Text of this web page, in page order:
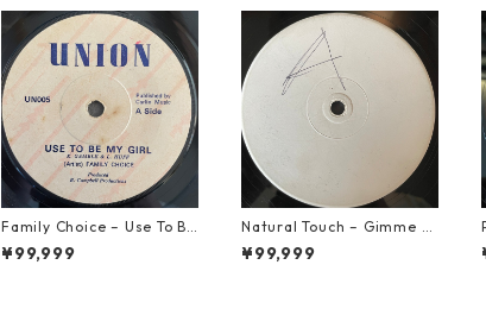
Family Choice – Use To Be
My Girl【7-22004】
¥99,999
Natural Touch – Gimme G
ood Loving【12-50055】
¥99,999